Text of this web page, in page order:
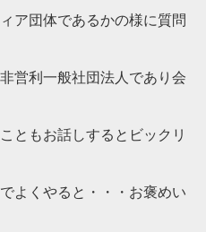
ア団体であるかの様に質問
営利一般社団法人であり会
ともお話しするとビックリ
よくやると・・・ お褒めい